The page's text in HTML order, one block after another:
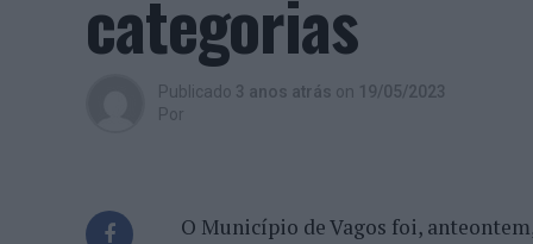
categorias
Publicado 3 anos atrás on 19/05/2023
Por
O Município de Vagos foi,